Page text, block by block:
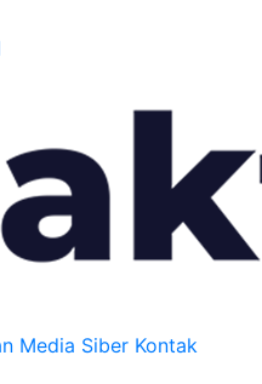
Media Siber Kontak